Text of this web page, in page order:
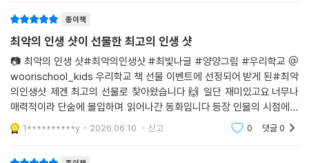
일어선다. 수호의 의도하지 않은 다정함이 온을 일으켜 세웠고, 용기를 얻
은 온이 태주에게 너그러운 화해의 손길을 내민 것처럼 말이다. 그렇게 변
화한 세 아이는 자신들이 받은 온기를 봉사 활동을 통해 소외된 이들과 나
눈다.
“야, 나도 너한테 이런 말 하기 쉬운 거 아니거든. 나 괴롭히기만 하던 네가
뭐가 좋다고. 그런데…….” “그런데?” (…) 박온이 말하다 말고 갑자기 그
8쪽)
종이책
최악의 인생 샷이 선물한 최고의 인생 샷
📷 최악의 인생 샷#최악의인생샷 #최빛나글 #양양그림 #우리학교 @
woorischool_kids 우리학교 책 선물 이벤트에 선정되어 받게 된#최악
의인생샷 제겐 최고의 선물로 찾아왔습니다 🙌 일단 재미있고요.너무나
매력적이라 단숨에 몰입하며 읽어나간 동화입니다.등장 인물의 시점에서
들려주는 이야기에 빠지다보니 세 아이들 상황이 공감되면서 이해되고요.
그래서 세 친구 모두를 응원
1**********y 2026.06.10. 신고 0 댓글0